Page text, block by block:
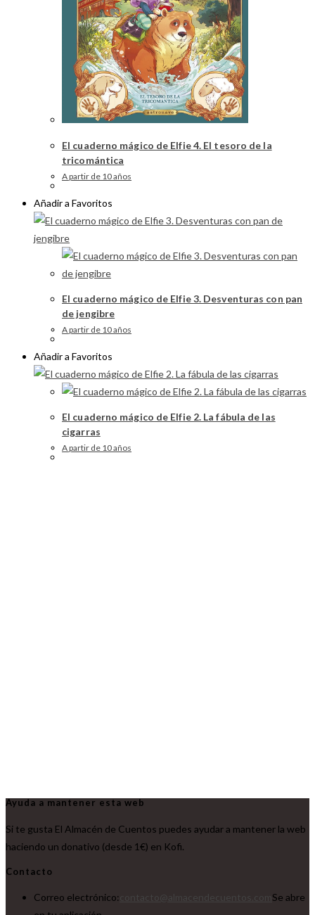
El cuaderno mágico de Elfie 4. El tesoro de la
tricomántica
A partir de 10 años
Añadir a Favoritos
El cuaderno mágico de Elfie 3. Desventuras con pan
de jengibre
A partir de 10 años
Añadir a Favoritos
El cuaderno mágico de Elfie 2. La fábula de las
cigarras
A partir de 10 años
Ayuda a mantener esta web
Si te gusta El Almacén de Cuentos puedes ayudar a mantener la web
haciendo un donativo (desde 1€) en Kofi.
Contacto
Correo electrónico:
Se abre